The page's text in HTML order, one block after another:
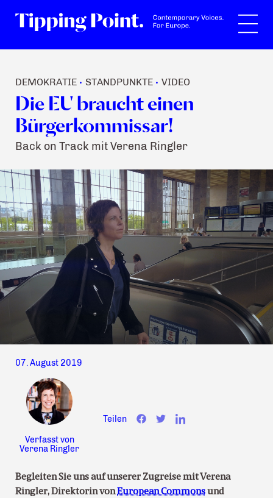
DEMOKRATIE • STANDPUNKTE • VIDEO
Die EU braucht einen
Bürgerkommissar!
Back on Track mit Verena Ringler
07. August 2019
Verfasst von
Verena Ringler
Teilen
Begleiten Sie uns auf unserer Zugreise mit Verena
Ringler, Direktorin vonEuropean Commonsund